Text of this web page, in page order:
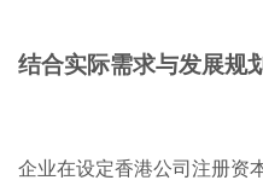
结合实际需求与发展规
企业在设定香港公司注册资